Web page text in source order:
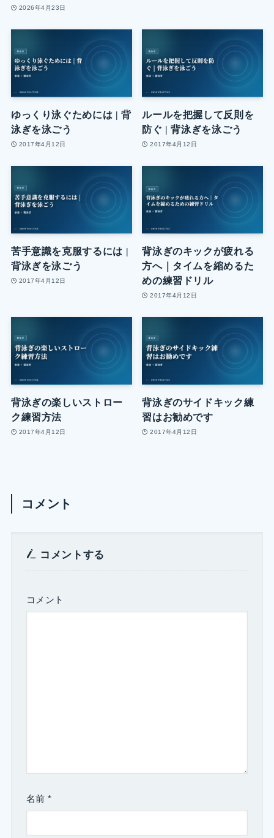
2026年4月23日
ゆっくり泳ぐためには | 背
泳ぎを泳ごう
2017年4月12日
ルールを把握して反則を
防ぐ | 背泳ぎを泳ごう
2017年4月12日
苦手意識を克服するには |
背泳ぎを泳ごう
2017年4月12日
背泳ぎのキックが疲れる
方へ｜タイムを縮めるた
めの練習ドリル
2017年4月12日
背泳ぎの楽しいストロー
ク練習方法
2017年4月12日
背泳ぎのサイドキック練
習はお勧めです
2017年4月12日
コメント
コメントする
コメント
名前*